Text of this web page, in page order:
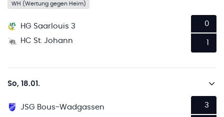
WH (Wertung gegen Heim)
HG Saarlouis 3
HC St. Johann
0
So, 18.01.
JSG Bous-Wadgassen
3